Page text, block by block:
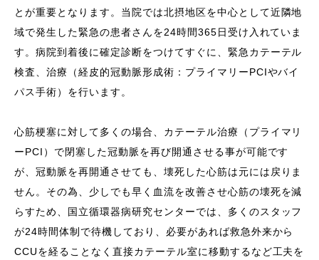
とが重要となります。当院では北摂地区を中心として近隣地
域で発生した緊急の患者さんを24時間365日受け入れていま
す。病院到着後に確定診断をつけてすぐに、緊急カテーテル
検査、治療（経皮的冠動脈形成術：プライマリーPCIやバイ
パス手術）を行います。
心筋梗塞に対して多くの場合、カテーテル治療（プライマリ
ーPCI）で閉塞した冠動脈を再び開通させる事が可能です
が、冠動脈を再開通させても、壊死した心筋は元には戻りま
せん。その為、少しでも早く血流を改善させ心筋の壊死を減
らすため、国立循環器病研究センターでは、多くのスタッフ
が24時間体制で待機しており、必要があれば救急外来から
CCUを経ることなく直接カテーテル室に移動するなど工夫を